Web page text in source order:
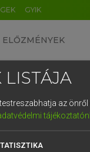
GYIK
ELŐZMÉNYEK
LISTÁJA
az
DE CN FR ES IT
1 2 3